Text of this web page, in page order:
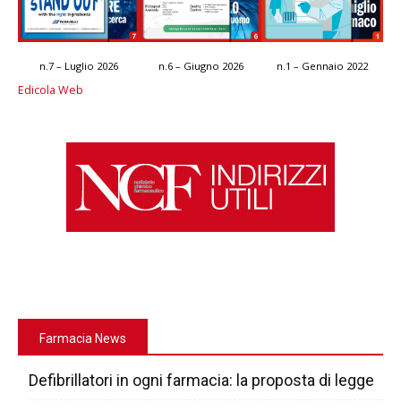
n.7 – Luglio 2026 n.6 – Giugno 2026 n.1 – Gennaio 2022
Edicola Web
Farmacia News
Defibrillatori in ogni farmacia: la proposta di legge